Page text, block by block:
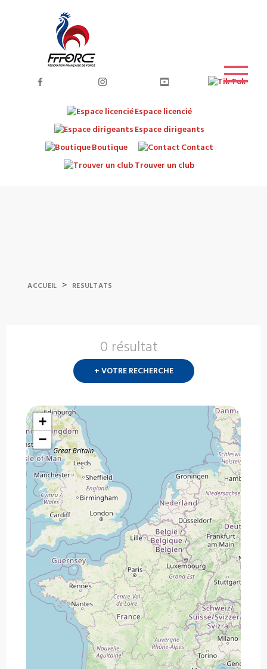
Espace licencié
Espace dirigeants
Boutique
Contact
Trouver un club
ACCUEIL > RESULTATS
0 résultat
+ VOTRE RECHERCHE
+
−